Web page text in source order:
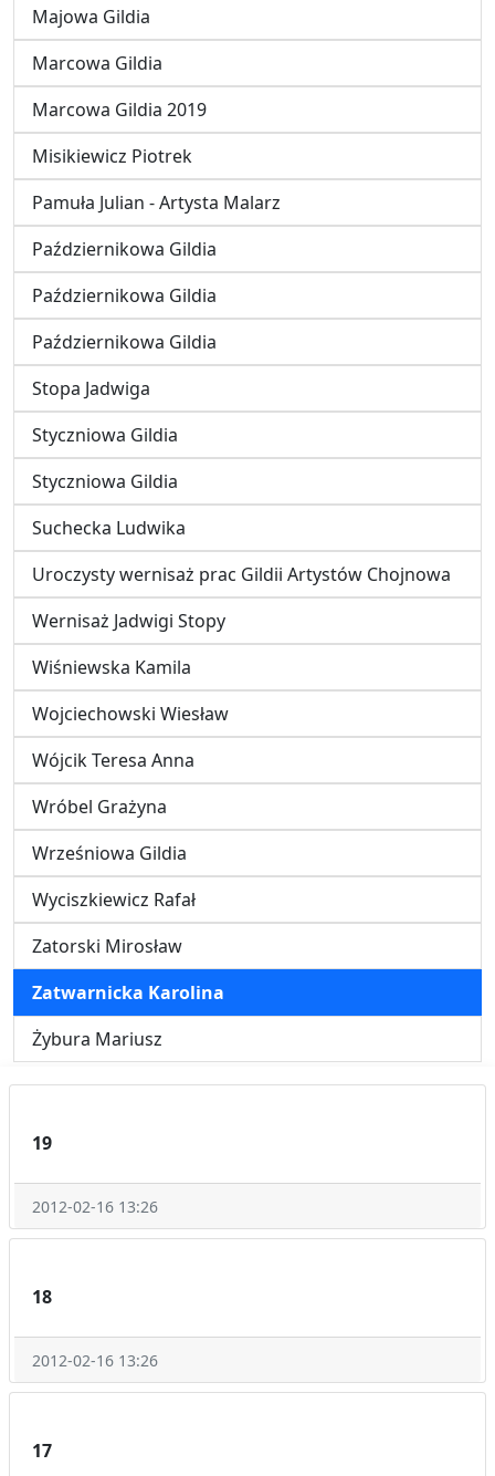
Majowa Gildia
Marcowa Gildia
Marcowa Gildia 2019
Misikiewicz Piotrek
Pamuła Julian - Artysta Malarz
Październikowa Gildia
Październikowa Gildia
Październikowa Gildia
Stopa Jadwiga
Styczniowa Gildia
Styczniowa Gildia
Suchecka Ludwika
Uroczysty wernisaż prac Gildii Artystów Chojnowa
Wernisaż Jadwigi Stopy
Wiśniewska Kamila
Wojciechowski Wiesław
Wójcik Teresa Anna
Wróbel Grażyna
Wrześniowa Gildia
Wyciszkiewicz Rafał
Zatorski Mirosław
Zatwarnicka Karolina
Żybura Mariusz
19
2012-02-16 13:26
18
2012-02-16 13:26
17